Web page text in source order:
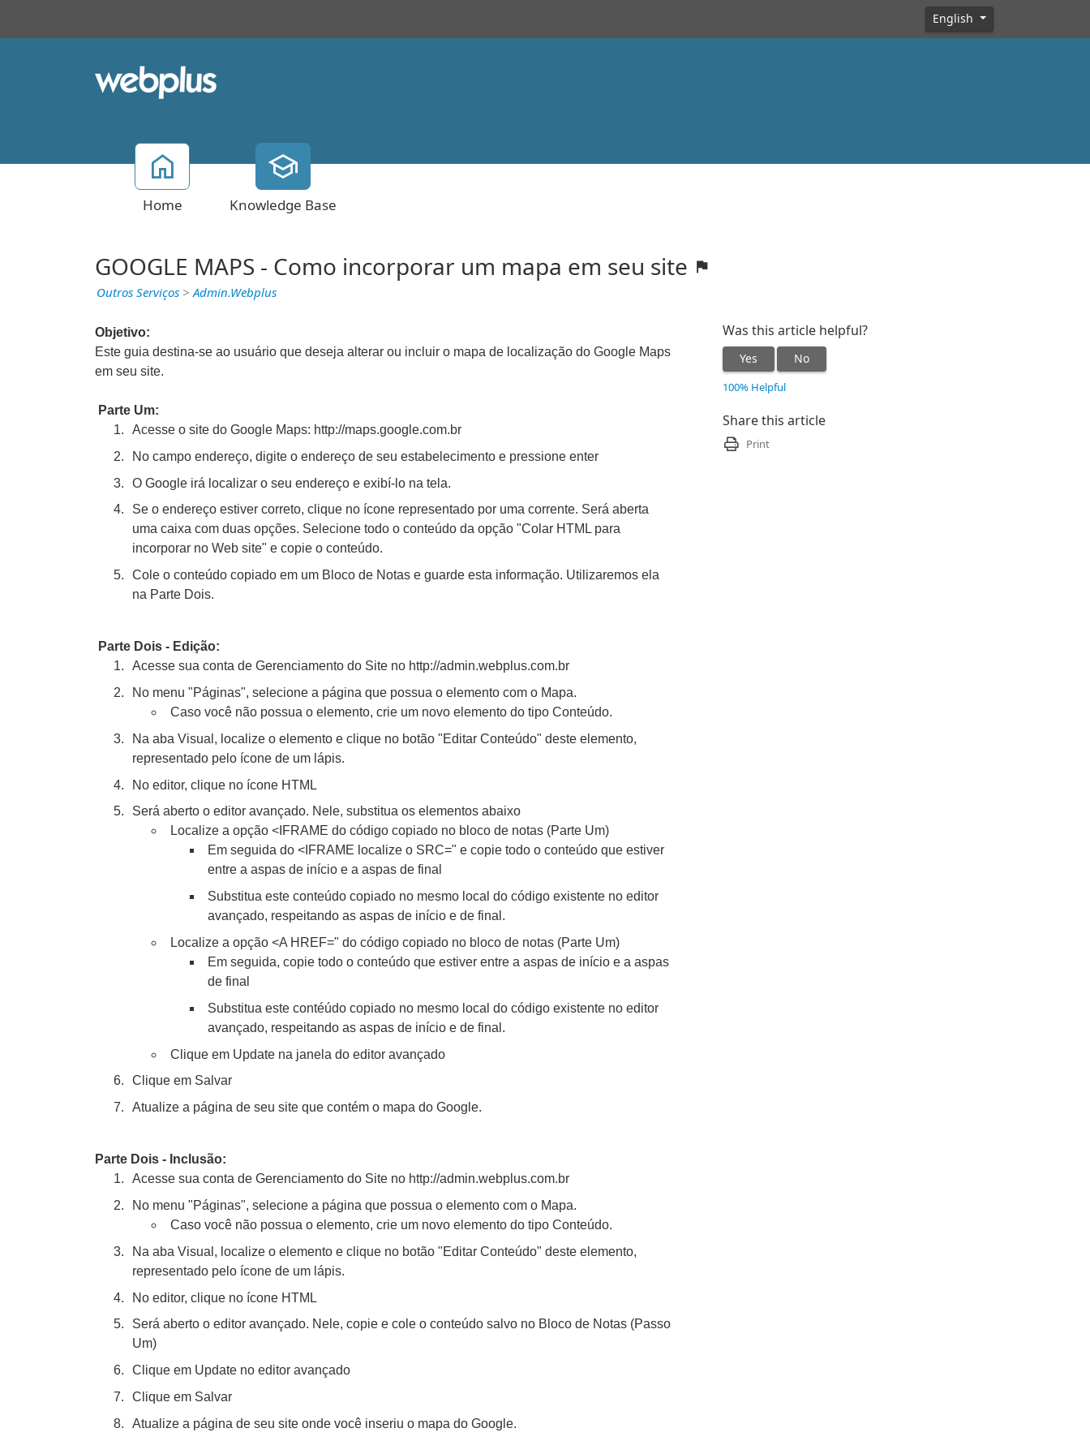
English
Home Knowledge Base
GOOGLE MAPS - Como incorporar um mapa em seu site
Outros Serviços >Admin.Webplus
Objetivo:
Este guia destina-se ao usuário que deseja alterar ou incluir o mapa de localização do Google Maps
em seu site.
Parte Um:
Acesse o site do Google Maps: http://maps.google.com.br
No campo endereço, digite o endereço de seu estabelecimento e pressione enter
O Google irá localizar o seu endereço e exibí-lo na tela.
Se o endereço estiver correto, clique no ícone representado por uma corrente. Será aberta
uma caixa com duas opções. Selecione todo o conteúdo da opção "Colar HTML para
incorporar no Web site" e copie o conteúdo.
Cole o conteúdo copiado em um Bloco de Notas e guarde esta informação. Utilizaremos ela
na Parte Dois.
Parte Dois - Edição:
Acesse sua conta de Gerenciamento do Site no http://admin.webplus.com.br
No menu "Páginas", selecione a página que possua o elemento com o Mapa.
Caso você não possua o elemento, crie um novo elemento do tipo Conteúdo.
Na aba Visual, localize o elemento e clique no botão "Editar Conteúdo" deste elemento,
representado pelo ícone de um lápis.
No editor, clique no ícone HTML
Será aberto o editor avançado. Nele, substitua os elementos abaixo
Localize a opção <IFRAME do código copiado no bloco de notas (Parte Um)
Em seguida do <IFRAME localize o SRC=" e copie todo o conteúdo que estiver
entre a aspas de início e a aspas de final
Substitua este conteúdo copiado no mesmo local do código existente no editor
avançado, respeitando as aspas de início e de final.
Localize a opção <A HREF=" do código copiado no bloco de notas (Parte Um)
Em seguida, copie todo o conteúdo que estiver entre a aspas de início e a aspas
de final
Substitua este contéúdo copiado no mesmo local do código existente no editor
avançado, respeitando as aspas de início e de final.
Clique em Update na janela do editor avançado
Clique em Salvar
Atualize a página de seu site que contém o mapa do Google.
Parte Dois - Inclusão:
Acesse sua conta de Gerenciamento do Site no http://admin.webplus.com.br
No menu "Páginas", selecione a página que possua o elemento com o Mapa.
Caso você não possua o elemento, crie um novo elemento do tipo Conteúdo.
Na aba Visual, localize o elemento e clique no botão "Editar Conteúdo" deste elemento,
representado pelo ícone de um lápis.
No editor, clique no ícone HTML
Será aberto o editor avançado. Nele, copie e cole o conteúdo salvo no Bloco de Notas (Passo
Um)
Clique em Update no editor avançado
Clique em Salvar
Atualize a página de seu site onde você inseriu o mapa do Google.
Was this article helpful?
Yes No
100% Helpful
Share this article
Print